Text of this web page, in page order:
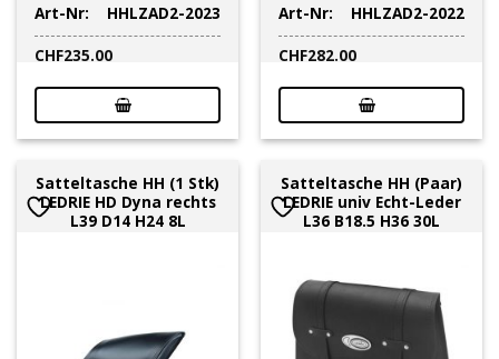
Art-Nr:
HHLZAD2-2023
CHF235.00
Art-Nr:
HHLZAD2-2022
CHF282.00
Satteltasche HH (1 Stk)
LEDRIE HD Dyna rechts
L39 D14 H24 8L
Satteltasche HH (Paar)
LEDRIE univ Echt-Leder
L36 B18.5 H36 30L